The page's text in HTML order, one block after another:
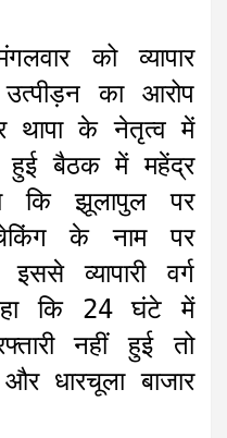
को व्यापार
का आरोप
थापा के नेतृत्व में
हुई बैठक में महेंद्र
कि झूलापुल पर
के नाम पर
व्यापारी वर्ग
कि 24 घंटे में
नहीं हुई तो
धारचूला बाजार